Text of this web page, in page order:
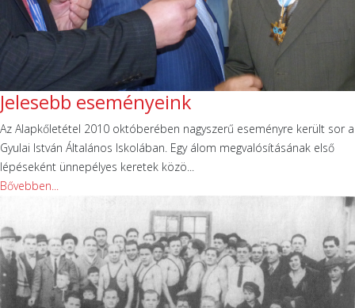
Jelesebb eseményeink
Az Alapkőletétel 2010 októberében nagyszerű eseményre került sor a
Gyulai István Általános Iskolában. Egy álom megvalósításának első
lépéseként ünnepélyes keretek közö...
Bővebben...